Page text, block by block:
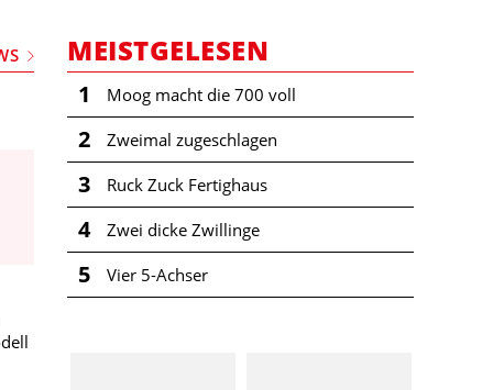
MEISTGELESEN
1 Moog macht die 700 voll
2 Zweimal zugeschlagen
3 Ruck Zuck Fertighaus
4 Zwei dicke Zwillinge
5 Vier 5-Achser